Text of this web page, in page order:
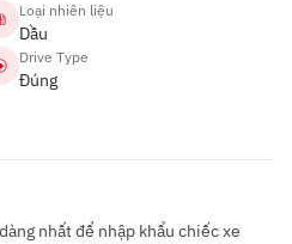
Loại nhiên liệu
Dầu
Drive Type
Đúng
nhất để nhập khẩu chiếc xe